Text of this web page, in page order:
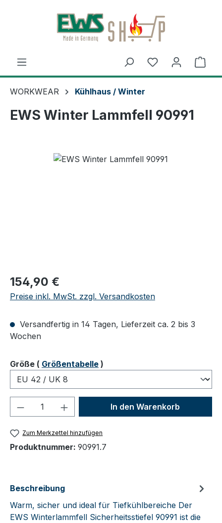
Zum Hauptinhalt springen
WORKWEAR Kühlhaus / Winter
EWS Winter Lammfell 90991
Regulärer Preis:
154,90 €
Preise inkl. MwSt. zzgl. Versandkosten
Versandfertig in 14 Tagen, Lieferzeit ca. 2 bis 3
Wochen
Größeauswählen
( Größentabelle )
Produkt Anzahl: Gib denIn den Warenkorb
Zum Merkzettel hinzufügen
Produktnummer: 90991.7
Beschreibung
Warm, sicher und ideal für Tiefkühlbereiche Der
EWS Winterlammfell Sicherheitsstiefel 90991 ist die